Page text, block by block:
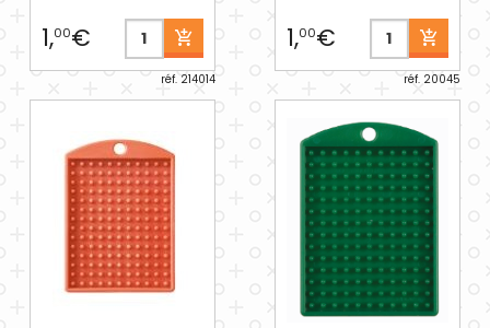
1,00€
réf. 214014
1,00€
réf. 20045